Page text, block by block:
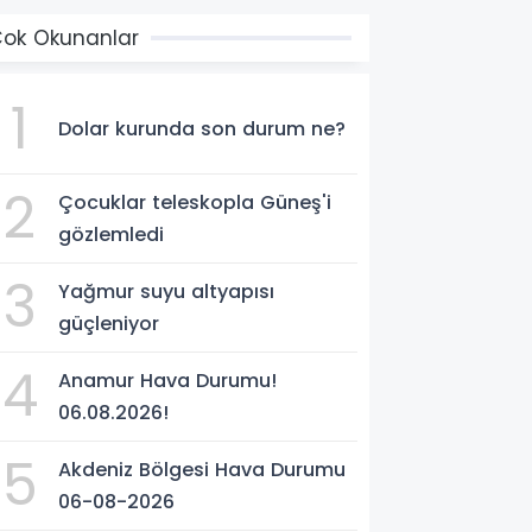
Okunanlar
1 Dolar kurunda son durum ne?
2
Çocuklar teleskopla Güneş'i
gözlemledi
3
Yağmur suyu altyapısı
güçleniyor
4
Anamur Hava Durumu!
06.08.2026!
5
Akdeniz Bölgesi Hava Durumu
06-08-2026